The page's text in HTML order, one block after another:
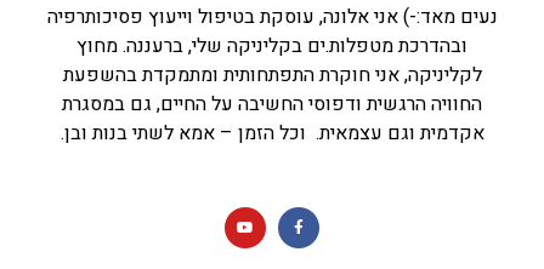
נעים מאד:-) אני אלונה, עוסקת בטיפול וייעוץ פסיכותרפיה
ובהדרכת מטפלות.ים בקליניקה שלי, ברעננה. מחוץ
לקליניקה, אני חוקרת התפתחותית ומתמקדת בהשפעת
החוויה הרגשית ודפוסי החשיבה על החיים, גם במסגרת
אקדמית וגם עצמאית. וכל הזמן – אמא לשתי בנות ובן.